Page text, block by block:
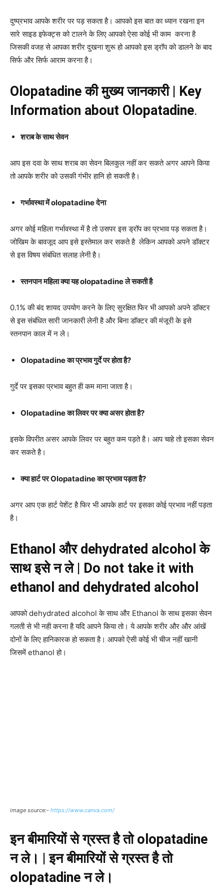
दुष्प्रभाव आपके शरीर पर पड़ सकता है। आपको इस बात का ध्यान रखना इन
सारे साइड इफेक्ट्स को टालने के लिए आपको ऐसा कोई भी काम करना है
जिसकी वजह से आपका शरीर दुखना शुरू हो आपको इस ड्रॉप को डालने के बाद
सिर्फ और सिर्फ आराम करना है।
Olopatadine की मुख्य जानकारी | Key
Information about Olopatadine.
शराब के साथ सेवन
आप इस दवा के साथ शराब का सेवन बिलकुल नहीं कर सकते अगर आपने किया
तो आपके शरीर को उसकी गंभीर हानि हो सकती है।
गर्भावस्था में olopatadine देना
अगर कोई महिला गर्भावस्था में है तो उसपर इस ड्रॉप का प्रभाव पड़ सकता है।
जोखिम के बावजूद आप इसे इस्तेमाल कर सकते है लेकिन आपको अपने डॉक्टर
से इस विषय संबंधित सलाह लेनी है।
स्तनपान महिला क्या यह olopatadine ले सकती है
0.1% की बंद शायद उपयोग करने के लिए सुरक्षित फिर भी आपको अपने डॉक्टर
से इस संबंधित सारी जानकारी लेनी है और बिना डॉक्टर की मंजूरी के इसे
स्तनपान काल में न ले।
Olopatadine का प्रभाव गुर्दे पर होता है?
गुर्दे पर इसका प्रभाव बहुत ही कम माना जाता है।
Olopatadine का लिवर पर क्या असर होता है?
इसके विपरीत असर आपके लिवर पर बहुत कम पड़ते है। आप चाहे तो इसका सेवन
कर सकते है।
क्या हार्ट पर Olopatadine का प्रभाव पड़ता है?
अगर आप एक हार्ट पेशेंट है फिर भी आपके हार्ट पर इसका कोई प्रभाव नहीं पड़ता
है।
Ethanol औरdehydrated alcoholके
साथ इसे न ले| Do not take it with
ethanol and dehydrated alcohol
आपको dehydrated alcohol के साथ और Ethanol के साथ इसका सेवन
गलती से भी नही करना है यदि आपने किया तो। ये आपके शरीर और और आंखें
दोनों के लिए हानिकारक हो सकता है। आपको ऐसी कोई भी चीज नहीं खानी
जिसमें ethanol हो।
image source:- https://www.canva.com/
इन बीमारियों से ग्रस्त है तोolopatadine
न ले। | इन बीमारियों से ग्रस्त है तो
olopatadineन ले।